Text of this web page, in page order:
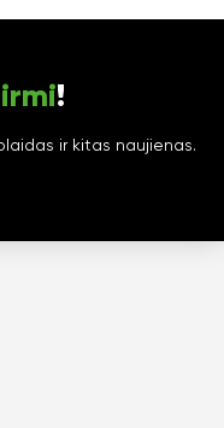
!
ir kitas naujienas.